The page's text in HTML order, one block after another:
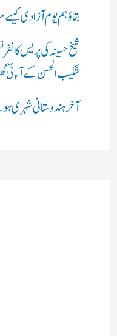
بتاؤ ہم یوم آزادی کیسے
شیخ حسینہ کی پریس
شکیب الحسن کے آبائی
آخر ہندوستانی شہری